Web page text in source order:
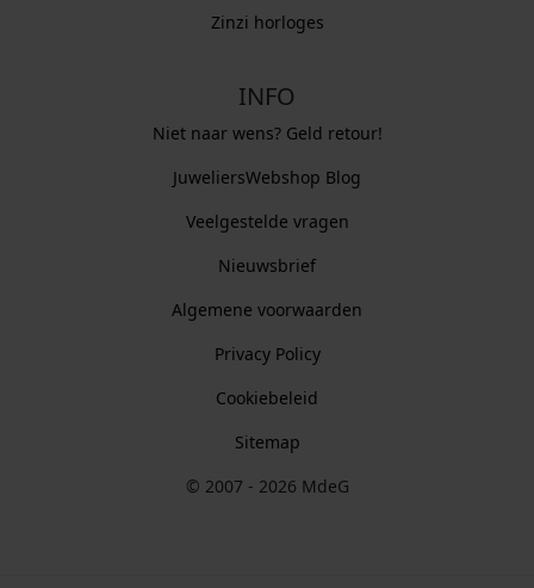
Zinzi horloges
INFO
Niet naar wens? Geld retour!
JuweliersWebshop Blog
Veelgestelde vragen
Nieuwsbrief
Algemene voorwaarden
Privacy Policy
Cookiebeleid
Sitemap
© 2007 - 2026 MdeG